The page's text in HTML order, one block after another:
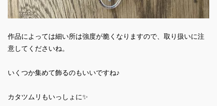
作品によっては細い所は強度が脆くなりますので、取り扱いに注
意してくださいね。
いくつか集めて飾るのもいいですね♪
カタツムリもいっしょに✨